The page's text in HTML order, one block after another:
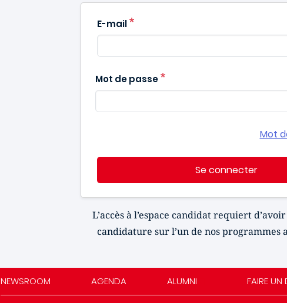
E-mail
Mot de passe
Mot
Se connecter
L’accès à l’espace candidat requiert
candidature sur l’un de nos programmes
NEWSROOM AGENDA ALUMNI FAIRE